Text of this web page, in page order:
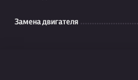
Замена двигателя